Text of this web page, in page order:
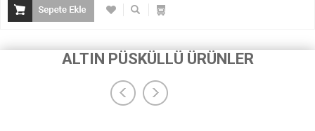
ALTIN PÜSKÜLLÜ ÜRÜNLER